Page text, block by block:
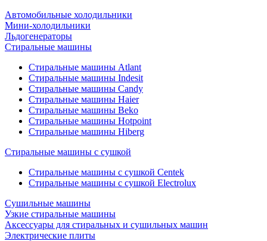
Автомобильные холодильники
Мини-холодильники
Льдогенераторы
Стиральные машины
Стиральные машины Atlant
Стиральные машины Indesit
Стиральные машины Candy
Стиральные машины Haier
Стиральные машины Beko
Стиральные машины Hotpoint
Стиральные машины Hiberg
Стиральные машины с сушкой
Стиральные машины с сушкой Centek
Стиральные машины с сушкой Electrolux
Сушильные машины
Узкие стиральные машины
Аксессуары для стиральных и сушильных машин
Электрические плиты